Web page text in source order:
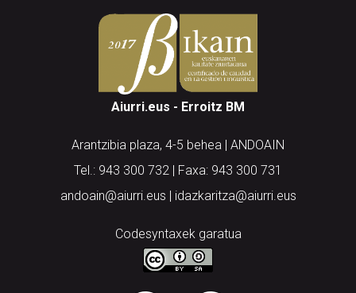
Aiurri.eus - Erroitz BM
Arantzibia plaza, 4-5 behea | ANDOAIN
Tel.: 943 300 732 | Faxa: 943 300 731
andoain@aiurri.eus | idazkaritza@aiurri.eus
Codesyntaxek garatua